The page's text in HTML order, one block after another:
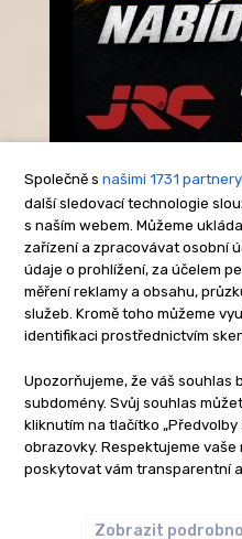
Společně s našimi 1731 partnery
další sledovací technologie
s naším webem. Můžeme
zařízení a zpracovávat osobní
údaje o prohlížení, za účelem
měření reklamy a obsahu,
služeb. Kromě toho můžeme
identifikaci prostřednictvím
Upozorňujeme, že váš souhlas
subdomény. Svůj souhlas
kliknutím na tlačítko „Předvolby
obrazovky. Respektujeme
poskytovat vám transparentní
Zobrazit
-